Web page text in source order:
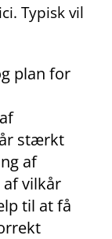
Typisk vil
plan for
stærkt
af
vilkår
til at få